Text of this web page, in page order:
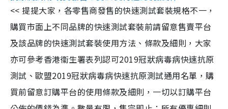
<< 提提大家，各零售商發售的快速測試套裝規格不一，
購買市面上不同品牌的快速測試套裝前請留意售賣平台
及該品牌的快速測試套裝使用方法、條款及細則，大家
亦可參考香港衞生署表列認可2019冠狀病毒病快速抗原
測試、歐盟2019冠狀病毒病快速抗原測試通用名單，購
買前留意訂購平台的使用條款及細則，一切以訂購平台